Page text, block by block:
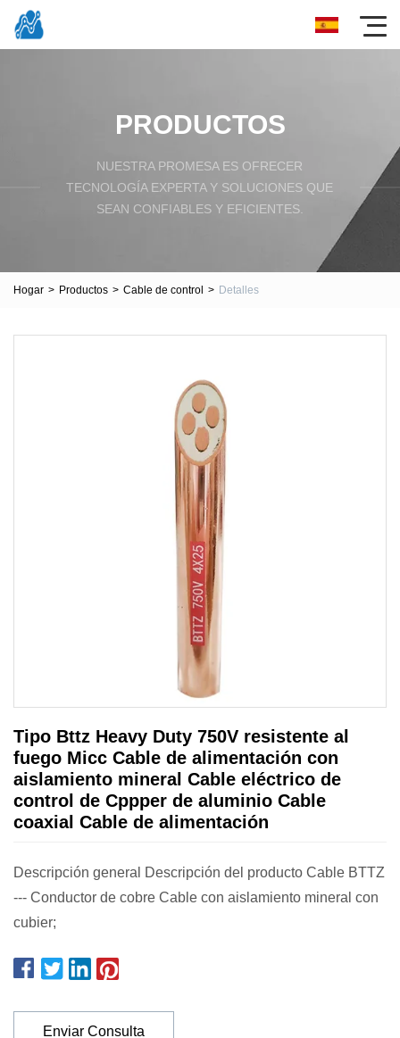
PRODUCTOS
NUESTRA PROMESA ES OFRECER
TECNOLOGÍA EXPERTA Y SOLUCIONES QUE
SEAN CONFIABLES Y EFICIENTES.
Hogar > Productos > Cable de control > Detalles
Tipo Bttz Heavy Duty 750V resistente al
fuego Micc Cable de alimentación con
aislamiento mineral Cable eléctrico de
control de Cppper de aluminio Cable
coaxial Cable de alimentación
Descripción general Descripción del producto Cable BTTZ
--- Conductor de cobre Cable con aislamiento mineral con
cubier;
Enviar Consulta